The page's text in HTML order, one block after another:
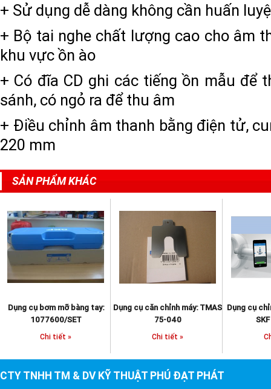
+ Sử dụng dễ dàng không cần huấn
+ Bộ tai nghe chất lượng cao cho âm
khu vực ồn ào
+ Có đĩa CD ghi các tiếng ồn mẫu để
sánh, có ngỏ ra để thu âm
+ Điều chỉnh âm thanh bằng điện tử,
220 mm
SẢN PHẨM KHÁC
Dụng cụ bơm mỡ bàng tay:
1077600/SET
Chi tiết »
Dụng cụ căn chỉnh máy: TMAS
75-040
Chi tiết »
Dụng cụ
CTY TNHH TM & DV KỸ THUẬT PHÚ ĐẠT PHÁT